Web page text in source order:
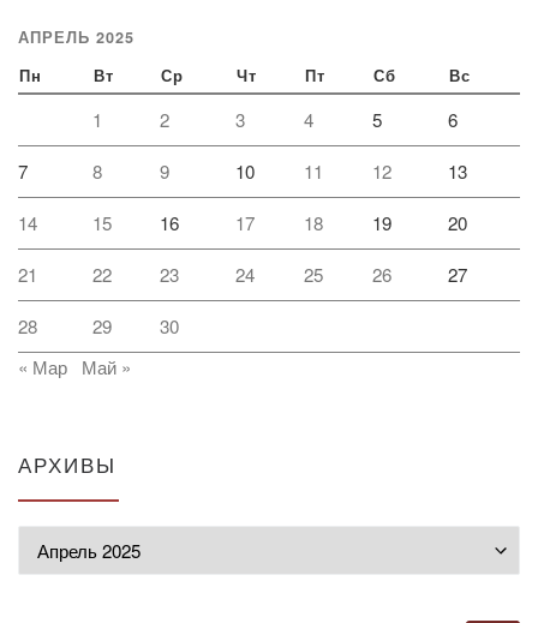
АПРЕЛЬ 2025
Пн Вт Ср Чт Пт Сб Вс
1 2 3 4 5 6
7 8 9 10 11 12 13
14 15 16 17 18 19 20
21 22 23 24 25 26 27
28 29
30
« Мар
Май »
АРХИВЫ